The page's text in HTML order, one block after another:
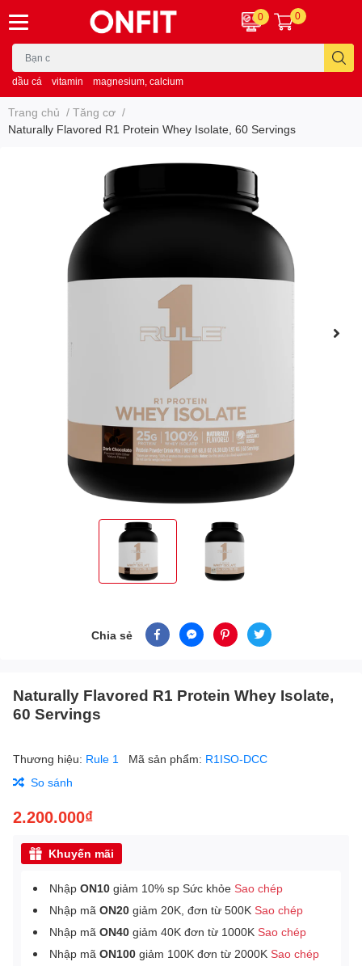
dầu cá vitamin magnesium, calcium
0 0
Trang chủ / Tăng cơ /
Naturally Flavored R1 Protein Whey Isolate, 60 Servings
Chia sẻ
Naturally Flavored R1 Protein Whey Isolate,
60 Servings
Thương hiệu: Rule 1 Mã sản phẩm: R1ISO-DCC
So sánh
2.200.000₫
Khuyến mãi
Nhập ON10 giảm 10% sp Sức khỏe Sao chép
Nhập mã ON20 giảm 20K, đơn từ 500K Sao chép
Nhập mã ON40 giảm 40K đơn từ 1000K Sao chép
Nhập mã ON100 giảm 100K đơn từ 2000K Sao chép